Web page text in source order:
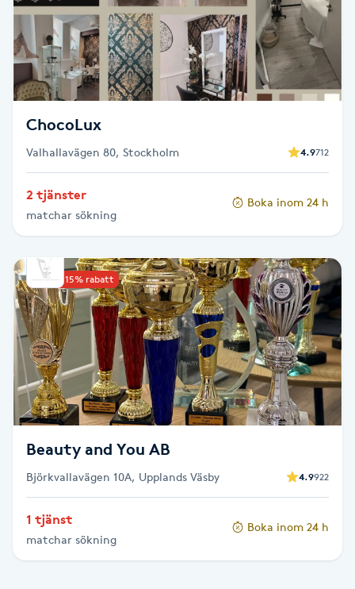
D
Damklippning
Diamantslipning
Enzympeeling
Extensions
Extensions borttagning
Eyeliner-tatuering
F
Face framing
Faceliftmassage
Fettreducering
ChocoLux
Valhallavägen 80, Stockholm 4.9712
2 tjänster
matchar sökning
Boka inom 24 h
Upp till 15% rabatt
Beauty and You AB
Björkvallavägen 10A, Upplands Väsby 4.9922
1 tjänst
matchar sökning
Boka inom 24 h